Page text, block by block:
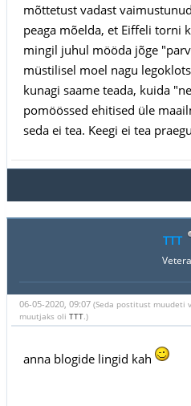
mõttetust vadast
peaga mõelda, et Eiffeli torni
mingil juhul mööda jõge
müstilisel moel nagu
kunagi saame teada, kuida
pomöössed ehitised üle
seda ei tea. Keegi ei tea
TTT
06-05-2020, 09:07 (Seda postitust muudeti
muutjaks oli TTT.)
anna blogide lingid kah